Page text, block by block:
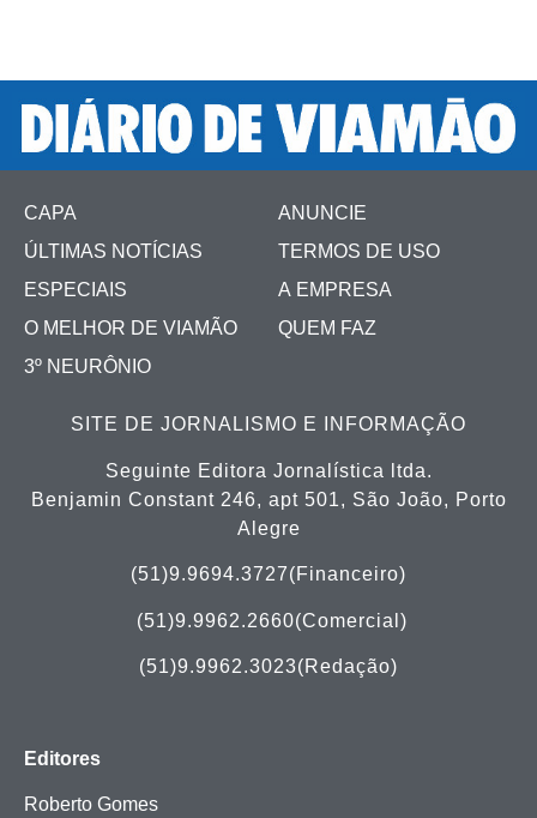
CAPA
ÚLTIMAS NOTÍCIAS
ESPECIAIS
O MELHOR DE VIAMÃO
3º NEURÔNIO
ANUNCIE
TERMOS DE USO
A EMPRESA
QUEM FAZ
SITE DE JORNALISMO E INFORMAÇÃO
Seguinte Editora Jornalística ltda.
Benjamin Constant 246, apt 501, São João, Porto
Alegre
(51)9.9694.3727(Financeiro)
(51)9.9962.2660(Comercial)
(51)9.9962.3023(Redação)
Editores
Roberto Gomes